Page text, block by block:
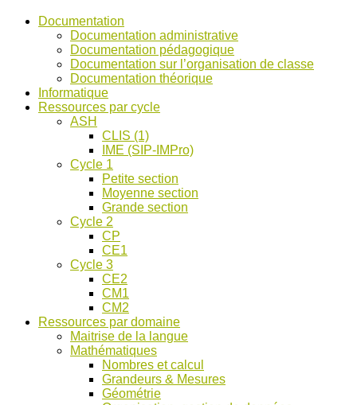
Bancs
d’Ecole
pour
discussions
Documentation
Documentation administrative
Documentation pédagogique
Documentation sur l’organisation de classe
Documentation théorique
Informatique
Ressources par cycle
ASH
CLIS (1)
IME (SIP-IMPro)
Cycle 1
Petite section
Moyenne section
Grande section
Cycle 2
CP
CE1
Cycle 3
CE2
CM1
CM2
Ressources par domaine
Maitrise de la langue
Mathématiques
Nombres et calcul
Grandeurs & Mesures
Géométrie